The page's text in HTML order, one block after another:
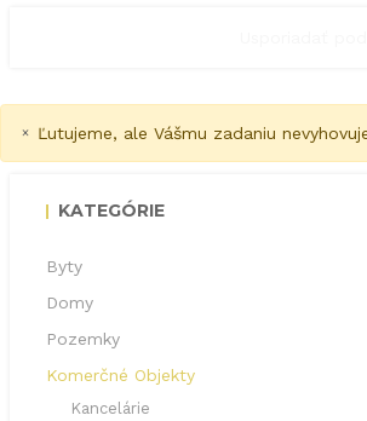
× Ľutujeme, ale Vášmu zadaniu
KATEGÓRIE
Byty
Domy
Pozemky
Komerčné Objekty
Kancelárie